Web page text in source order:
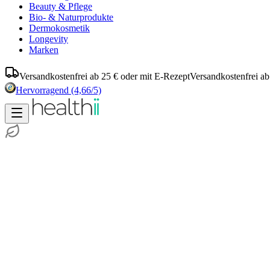
Beauty & Pflege
Bio- & Naturprodukte
Dermokosmetik
Longevity
Marken
Versandkostenfrei ab 25 € oder mit E-RezeptVersandkostenfrei
Hervorragend (4,66/5)